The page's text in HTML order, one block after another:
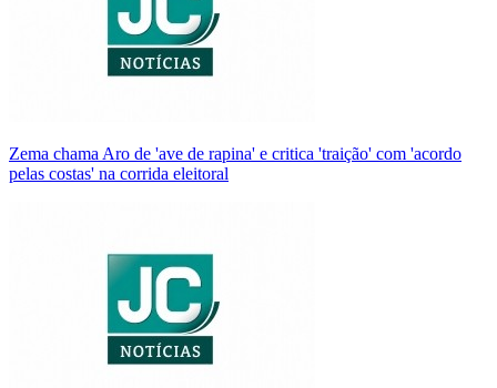
Zema chama Aro de 'ave de rapina' e critica 'traição' com 'acordo
pelas costas' na corrida eleitoral